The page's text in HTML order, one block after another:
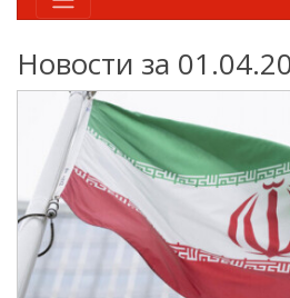
Новости за